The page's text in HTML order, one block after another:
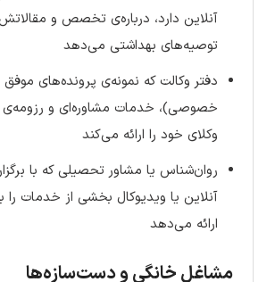
آنلاین دارد، درباره‌ی تخصص و
توصیه‌های بهداشتی می‌دهد
دفتر وکالت که نمونه‌ی پرونده‌های
خصوصی)، خدمات مشاوره‌ای و رزومه‌ی
وکلای خود را ارائه می‌کند
روان‌شناس یا مشاور تحصیلی که با
آنلاین یا ویدیوکال بخشی از خدمات را
ارائه می‌دهد
مشاغل خانگی و دست‌سازه‌ها